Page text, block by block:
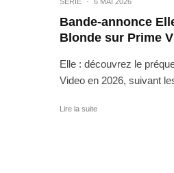
Bande-annonce
Blonde sur Prime
Elle : découvrez le
Video en 2026, suivant
Lire la suite